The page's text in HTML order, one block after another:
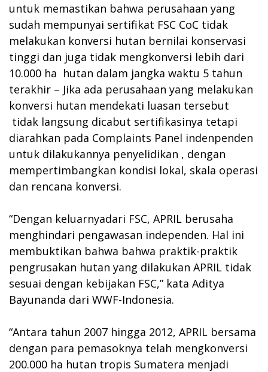
untuk memastikan bahwa perusahaan yang
sudah mempunyai sertifikat FSC CoC tidak
melakukan konversi hutan bernilai konservasi
tinggi dan juga tidak mengkonversi lebih dari
10.000 ha hutan dalam jangka waktu 5 tahun
terakhir – Jika ada perusahaan yang melakukan
konversi hutan mendekati luasan tersebut
tidak langsung dicabut sertifikasinya tetapi
diarahkan pada Complaints Panel indenpenden
untuk dilakukannya penyelidikan , dengan
mempertimbangkan kondisi lokal, skala operasi
dan rencana konversi.
“Dengan keluarnyadari FSC, APRIL berusaha
menghindari pengawasan independen. Hal ini
membuktikan bahwa bahwa praktik-praktik
pengrusakan hutan yang dilakukan APRIL tidak
sesuai dengan kebijakan FSC,” kata Aditya
Bayunanda dari WWF-Indonesia.
“Antara tahun 2007 hingga 2012, APRIL bersama
dengan para pemasoknya telah mengkonversi
200.000 ha hutan tropis Sumatera menjadi